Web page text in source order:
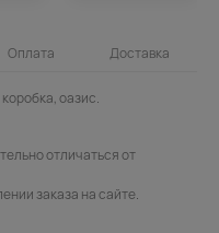
Оплата Доставка
оазис.
отличаться от
заказа на сайте.